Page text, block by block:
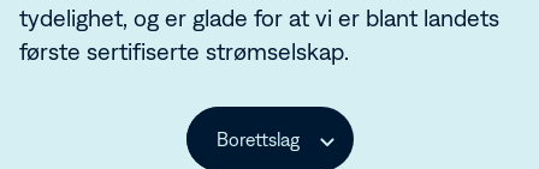
tydelighet, og er glade for at vi er blant landets
første sertifiserte strømselskap.